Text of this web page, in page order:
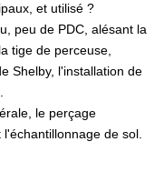
et utilisé ?
peu de PDC, alésant la
tige de perceuse,
Shelby, l'installation de
le perçage
de sol.